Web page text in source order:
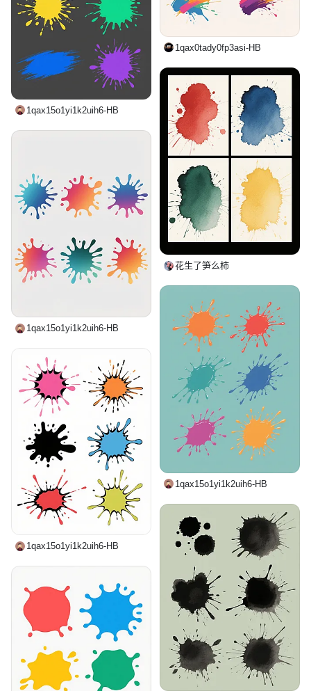
1qax0tady0fp3asi-HB
1qax15o1yi1k2uih6-HB
花生了笋么柿
1qax15o1yi1k2uih6-HB
1qax15o1yi1k2uih6-HB
1qax15o1yi1k2uih6-HB